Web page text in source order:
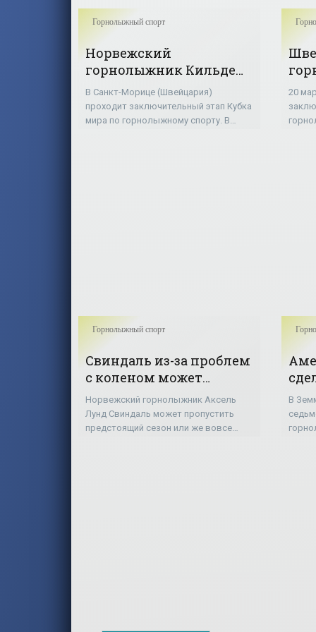
Горнолыжный спорт
Норвежский
горнолыжник Кильде
выиграл малый Кубок
мира в супергиганте -
«Горнолыжный спорт»
В Санкт-Морице (Швейцария)
проходит заключительный этап Кубка
мира по горнолыжному спорту. В
20
Горнолыжный спорт
Свиндаль из-за проблем
с коленом может
пропустить сезон или
завершить карьеру -
«Горнолыжный спорт»
Норвежский горнолыжник Аксель
Лунд Свиндаль может пропустить
предстоящий сезон или же вовсе
В